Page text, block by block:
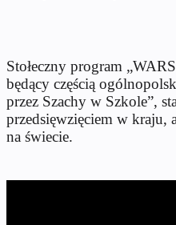
Stołeczny program
będący częścią
przez Szachy w Szkole”,
przedsięwzięciem w kraju,
na świecie.